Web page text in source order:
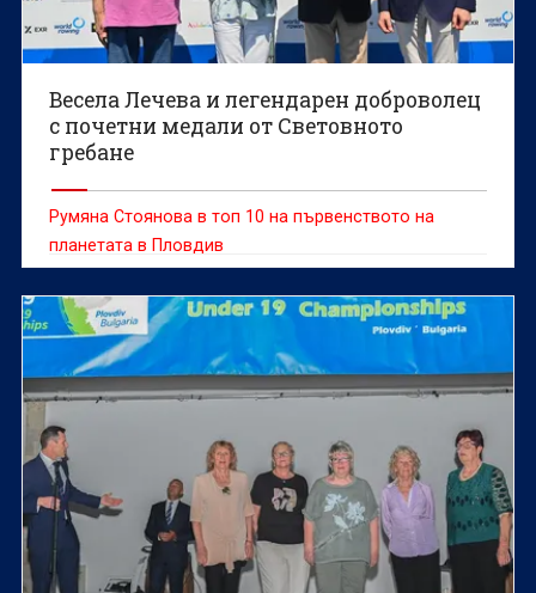
Весела Лечева и легендарен доброволец
с почетни медали от Световното
гребане
Румяна Стоянова в топ 10 на първенството на
планетата в Пловдив